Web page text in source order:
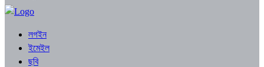
লগইন
ইমেইল
ছবি